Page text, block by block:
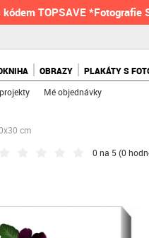
kódem TOPSAVE
OBRAZY PLAKÁTY S
Mé objednávky
cm
0 na 5 (0